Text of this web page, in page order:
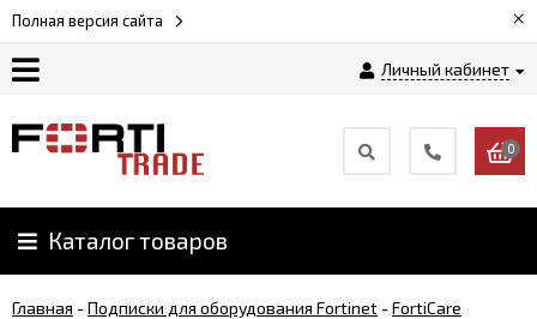
Полная версия сайта ×
Личный кабинет
0
Каталог товаров
Главная -Подписки для оборудования Fortinet -FortiCare